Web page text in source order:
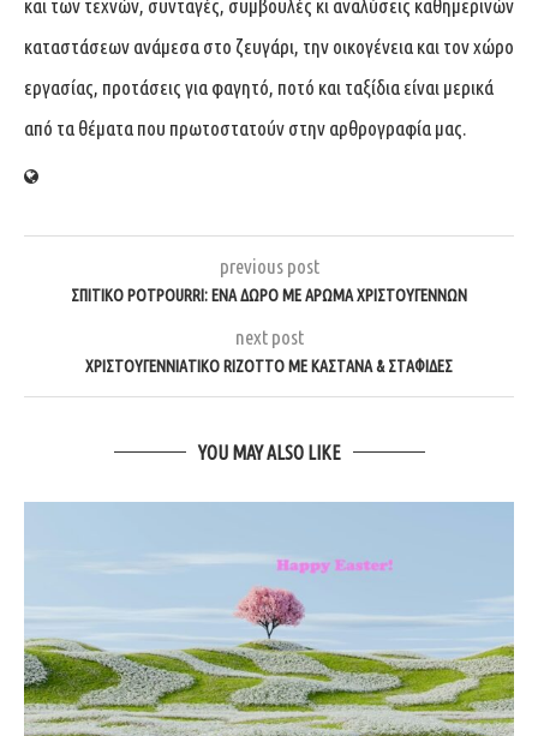
και των τεχνών, συνταγές, συμβουλές κι αναλύσεις καθημερινών
καταστάσεων ανάμεσα στο ζευγάρι, την οικογένεια και τον χώρο
εργασίας, προτάσεις για φαγητό, ποτό και ταξίδια είναι μερικά
από τα θέματα που πρωτοστατούν στην αρθρογραφία μας.
previous post
ΣΠΙΤΙΚΌ POTPOURRI: ΈΝΑ ΔΏΡΟ ΜΕ ΆΡΩΜΑ ΧΡΙΣΤΟΥΓΈΝΝΩΝ
next post
ΧΡΙΣΤΟΥΓΕΝΝΙΑΤΙΚΟ RIZOTTO ΜΕ ΚΑΣΤΑΝΑ & ΣΤΑΦΙΔΕΣ
YOU MAY ALSO LIKE